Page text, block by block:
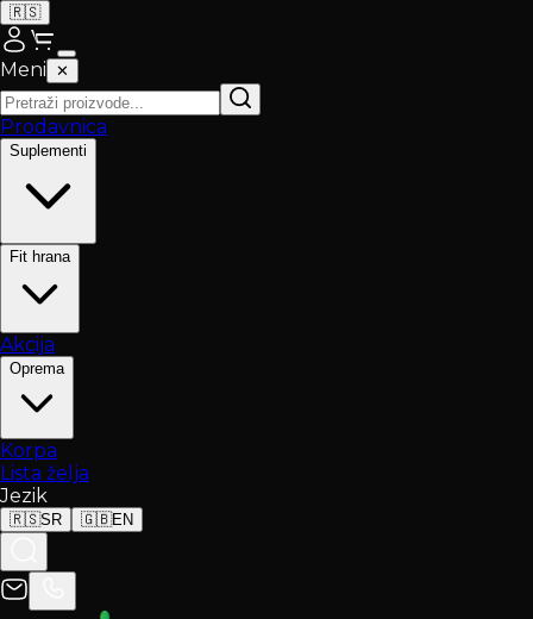
🇷🇸
Meni ✕
Prodavnica
Suplementi
Fit hrana
Akcija
Oprema
Korpa
Lista želja
Jezik
🇷🇸SR 🇬🇧EN